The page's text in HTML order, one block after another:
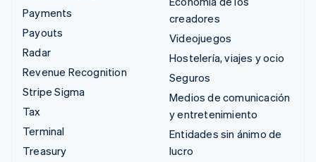
Payments
Payouts
Radar
Revenue Recognition
Stripe Sigma
Tax
Terminal
Treasury
creadores
Videojuegos
Hostelería, viajes y ocio
Seguros
Medios de comunicación
y entretenimiento
Entidades sin ánimo de
lucro